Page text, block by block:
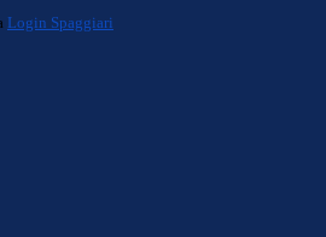
Login Spaggiari